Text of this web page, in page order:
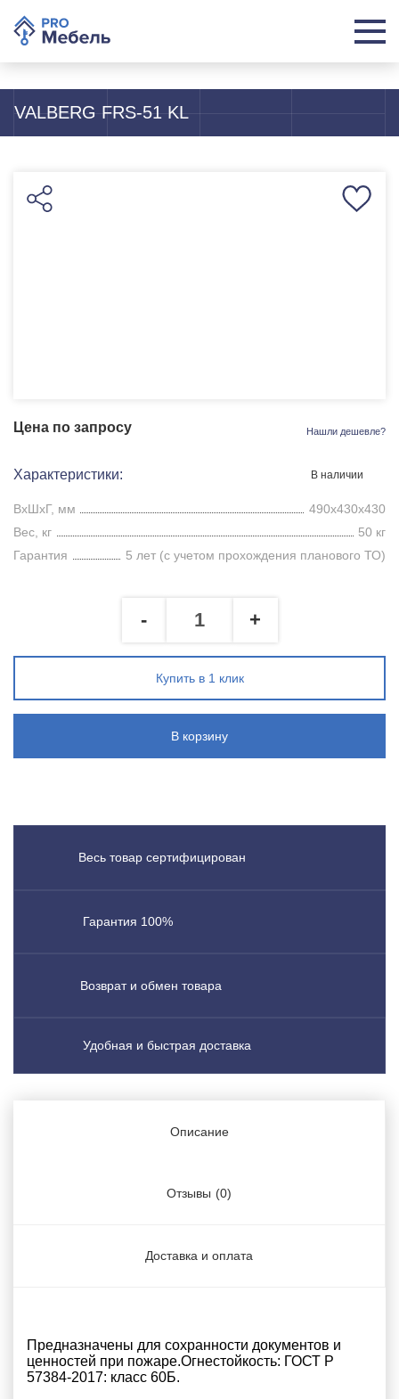
VALBERG FRS-51 KL
Цена по запросу Нашли дешевле?
Характеристики: В наличии
ВхШхГ, мм
490x430x430
Вес, кг
50 кг
Гарантия
5 лет (с учетом прохождения планового ТО)
- +
Купить в 1 клик
В корзину
Весь товар сертифицирован
Гарантия 100%
Возврат и обмен товара
Удобная и быстрая доставка
Описание
Отзывы (0)
Доставка и оплата
Предназначены для сохранности документов и
ценностей при пожаре.Огнестойкость: ГОСТ Р
57384-2017: класс 60Б.